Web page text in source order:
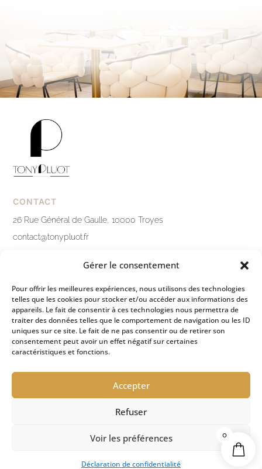
Gérer le consentement
Pour offrir les meilleures expériences, nous utilisons des technologies
telles que les cookies pour stocker et/ou accéder aux informations des
appareils. Le fait de consentir à ces technologies nous permettra de
traiter des données telles que le comportement de navigation ou les ID
uniques sur ce site. Le fait de ne pas consentir ou de retirer son
consentement peut avoir un effet négatif sur certaines
caractéristiques et fonctions.
Accepter
Refuser
Voir les préférences
Déclaration de confidentialité
CONTACT
26 Rue Général de Gaulle, 10000 Troyes
contact@tonypluot.fr
LIENS PRATIQUES
Mentions légales
Politique de confidentialité
0